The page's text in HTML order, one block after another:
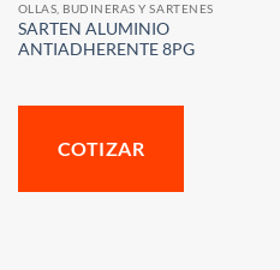
OLLAS, BUDINERAS Y SARTENES
SARTEN ALUMINIO
ANTIADHERENTE 8PG
COTIZAR